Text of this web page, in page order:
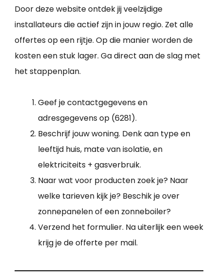
Door deze website ontdek jij veelzijdige
installateurs die actief zijn in jouw regio. Zet alle
offertes op een rijtje. Op die manier worden de
kosten een stuk lager. Ga direct aan de slag met
het stappenplan.
Geef je contactgegevens en
adresgegevens op (6281).
Beschrijf jouw woning. Denk aan type en
leeftijd huis, mate van isolatie, en
elektriciteits + gasverbruik.
Naar wat voor producten zoek je? Naar
welke tarieven kijk je? Beschik je over
zonnepanelen of een zonneboiler?
Verzend het formulier. Na uiterlijk een week
krijg je de offerte per mail.